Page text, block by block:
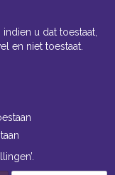
u dat toestaat,
en niet toestaat.